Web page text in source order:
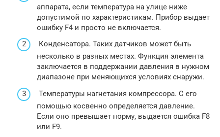
аппарата, если температура на улице ниже
допустимой по характеристикам. Прибор выдает
ошибку F4 и просто не включается.
Конденсатора. Таких датчиков может быть
несколько в разных местах. Функция элемента
заключается в поддержании давления в нужном
диапазоне при меняющихся условиях снаружи.
Температуры нагнетания компрессора. С его
помощью косвенно определяется давление.
Если оно превышает норму, выдается ошибка F8
или F9.